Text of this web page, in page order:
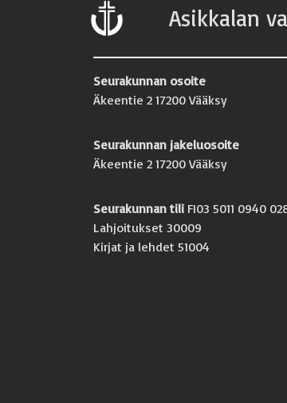
Asikkalan
Seurakunnan osoite
Äkeentie 2 17200 Vääksy
Seurakunnan jakeluosoite
Äkeentie 2 17200 Vääksy
Seurakunnan tili FI03 5011 0940
Lahjoitukset 30009
Kirjat ja lehdet 51004